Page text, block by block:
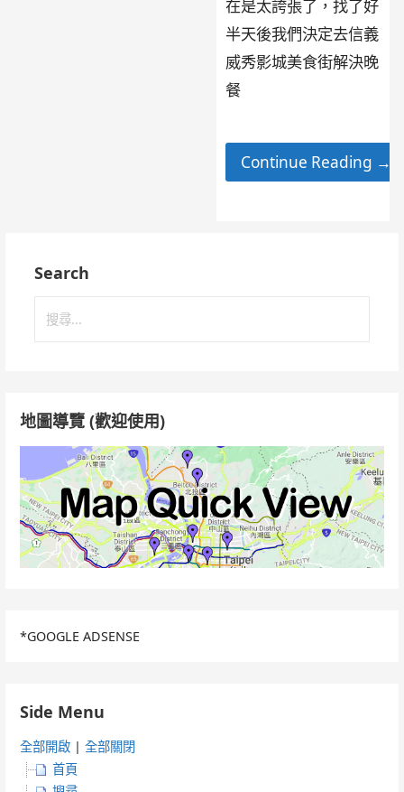
在是太誇張了，找了好
半天後我們決定去信義
威秀影城美食街解決晚
餐
Continue Reading →
Search
地圖導覽 (歡迎使用)
*GOOGLE ADSENSE
Side Menu
全部開啟 |全部關閉
首頁